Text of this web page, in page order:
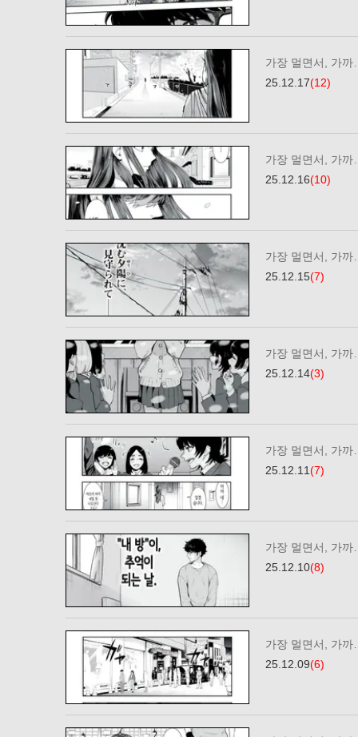
가장 멀면서, 가
25.12.17(12)
가장 멀면서, 가
25.12.16(10)
가장 멀면서, 가
25.12.15(7)
가장 멀면서, 가
25.12.14(3)
가장 멀면서, 가
25.12.11(7)
가장 멀면서, 가
25.12.10(8)
가장 멀면서, 가
25.12.09(6)